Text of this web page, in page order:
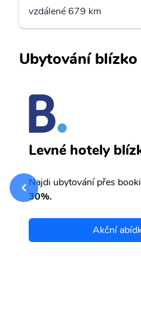
vzdálené 679 km
Ubytování
Levné hotely
Najdi ubytování přes
30%.
Akční